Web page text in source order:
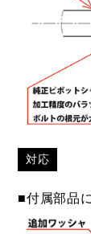
対応
■付属部品